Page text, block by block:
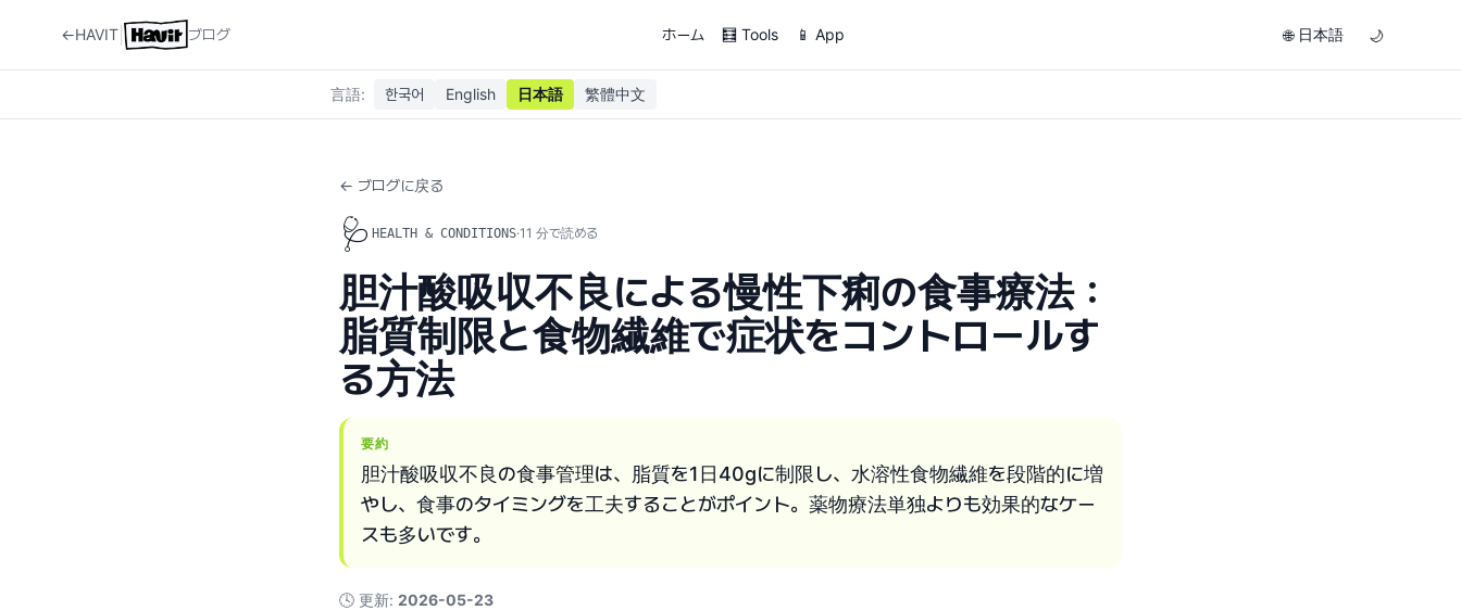
←HAVIT ブログ ホーム 🧮 Tools 📱 App 🌐 日本語 🌙
言語: 한국어 English 日本語 繁體中文
← ブログに戻る
🩺 HEALTH & CONDITIONS·11 分で読める
胆汁酸吸収不良による慢性下痢の食事療法：
脂質制限と食物繊維で症状をコントロールす
る方法
要約
胆汁酸吸収不良の食事管理は、脂質を1日40gに制限し、水溶性食物繊維を段階的に増
やし、食事のタイミングを工夫することがポイント。薬物療法単独よりも効果的なケー
スも多いです。
🕓 更新: 2026-05-23